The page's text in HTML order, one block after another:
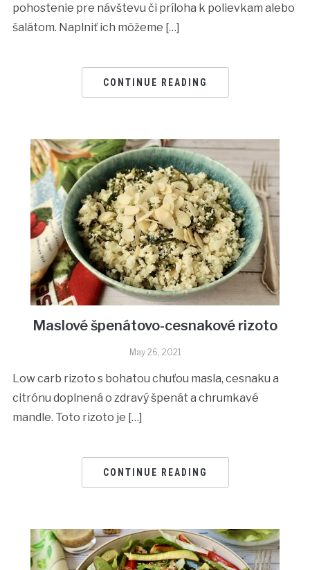
pohostenie pre návštevu či príloha k polievkam alebo
šalátom. Naplniť ich môžeme […]
CONTINUE READING
Maslové špenátovo-cesnakové rizoto
May 26, 2021
Low carb rizoto s bohatou chuťou masla, cesnaku a
citrónu doplnená o zdravý špenát a chrumkavé
mandle. Toto rizoto je […]
CONTINUE READING